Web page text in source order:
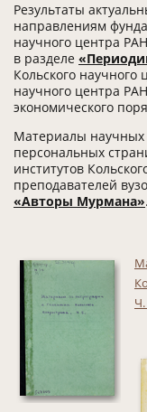
Результаты
направлениям
научного центра
в разделе
Кольского научного
научного центра
экономического
Материалы
персональных
институтов
преподавателей
«Авторы Мурмана».